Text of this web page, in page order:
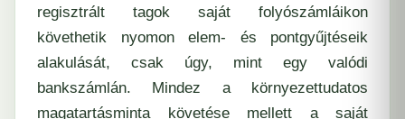
regisztrált tagok saját folyószámláikon
követhetik nyomon elem- és pontgyűjtéseik
alakulását, csak úgy, mint egy valódi
bankszámlán. Mindez a környezettudatos
magatartásminta követése mellett a saját